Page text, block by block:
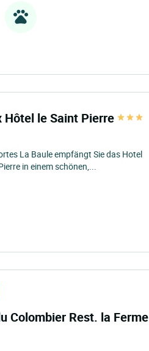
Hôtel le Saint Pierre
La Baule empfängt Sie das Hotel
in einem schönen,...
Colombier Rest. la Ferme